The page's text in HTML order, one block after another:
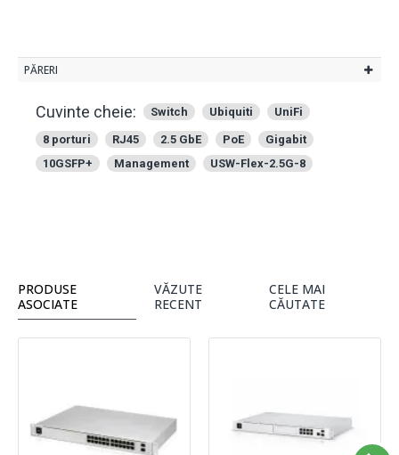
PĂRERI
Cuvinte cheie: Switch Ubiquiti UniFi
8 porturi RJ45 2.5 GbE PoE
Gigabit
10GSFP+
Management USW-Flex-2.5G-8
PRODUSE
ASOCIATE
VĂZUTE
RECENT
CELE MAI
CĂUTATE